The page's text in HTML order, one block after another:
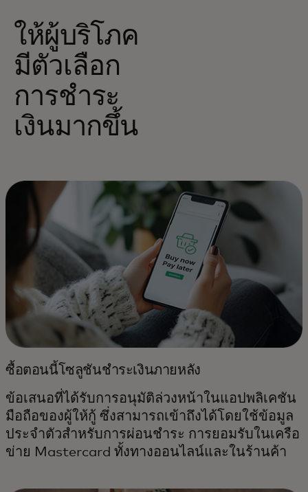
ให้ผู้บริโภค
มีตัวเลือก
การชำระ
เงินมากขึ้น
ซื้อตอนนี้โซลูชันชำระเงินภายหลัง
ข้อเสนอที่ได้รับการอนุมัติล่วงหน้าในแอปพลิเคชัน
มือถือของผู้ให้กู้ ซึ่งสามารถเข้าถึงได้โดยใช้ข้อมูล
ประจำตัวสำหรับการผ่อนชำระ การยอมรับในเครือ
ข่าย Mastercard ทั้งทางออนไลน์และในร้านค้า